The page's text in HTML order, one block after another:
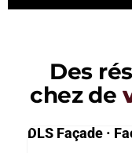
Des
chez de
DLS Façade ·